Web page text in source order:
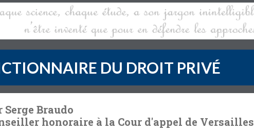
DU DROIT PRIVÉ
Serge Braudo
honoraire à la Cour d'appel de Versailles